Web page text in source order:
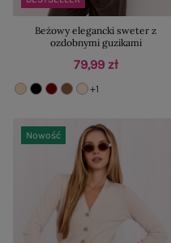
Beżowy elegancki sweter z
ozdobnymi guzikami
79,99 zł
+1
Nowość